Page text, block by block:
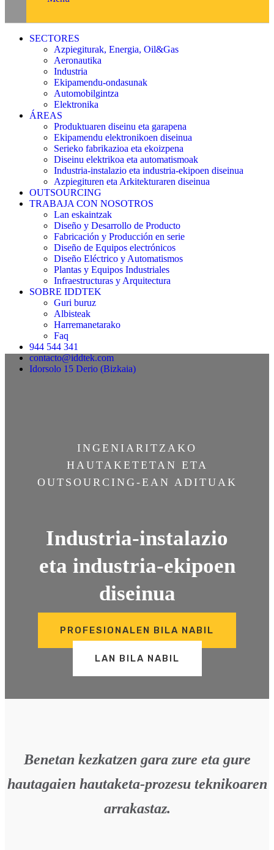
SECTORES
Azpiegiturak, Energia, Oil&Gas
Aeronautika
Industria
Ekipamendu-ondasunak
Automobilgintza
Elektronika
ÁREAS
Produktuaren diseinu eta garapena
Ekipamendu elektronikoen diseinua
Serieko fabrikazioa eta ekoizpena
Diseinu elektrikoa eta automatismoak
Industria-instalazio eta industria-ekipoen diseinua
Azpiegituren eta Arkitekturaren diseinua
OUTSOURCING
TRABAJA CON NOSOTROS
Lan eskaintzak
Diseño y Desarrollo de Producto
Fabricación y Producción en serie
Diseño de Equipos electrónicos
Diseño Eléctrico y Automatismos
Plantas y Equipos Industriales
Infraestructuras y Arquitectura
SOBRE IDDTEK
Guri buruz
Albisteak
Harremanetarako
Faq
944 544 341
contacto@iddtek.com
Idorsolo 15 Derio (Bizkaia)
INGENIARITZAKO
HAUTAKETETAN ETA
OUTSOURCING-EAN ADITUAK
Industria-instalazio
eta industria-ekipoen
diseinua
PROFESIONALEN BILA NABIL
LAN BILA NABIL
Benetan kezkatzen gara zure eta gure
hautagaien hautaketa-prozesu teknikoaren
arrakastaz.